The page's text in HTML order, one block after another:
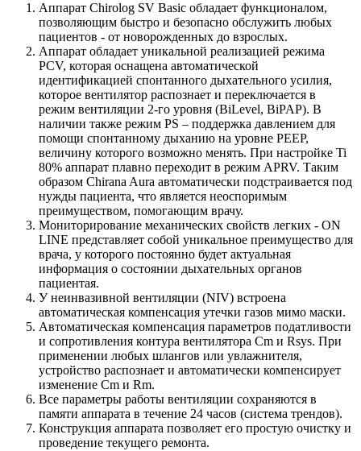
Аппарат Chirolog SV Basic обладает функционалом,
позволяющим быстро и безопасно обслужить любых
пациентов - от новорожденных до взрослых.
Аппарат обладает уникальной реализацией режима
PCV, которая оснащена автоматической
идентификацией спонтанного дыхательного усилия,
которое вентилятор распознает и переключается в
режим вентиляции 2-го уровня (BiLevel, BiPAP). В
наличии также режим PS – поддержка давлением для
помощи спонтанному дыханию на уровне PEEP,
величину которого возможно менять. При настройке Ti
80% аппарат плавно переходит в режим APRV. Таким
образом Chirana Aura автоматически подстраивается под
нужды пациента, что является неоспоримым
преимуществом, помогающим врачу.
Мониторирование механических свойств легких - ON
LINE представляет собой уникальное преимущество для
врача, у которого постоянно будет актуальная
информация о состоянии дыхательных органов
пациентая.
У неинвазивной вентиляции (NIV) встроена
автоматическая компенсация утечки газов мимо маски.
Автоматическая кoмпенсация параметров податливости
и сопротивления контура вентилятора Cm и Rsys. При
применении любых шлангов или увлажнителя,
устройство распознает и автоматически компенсирует
изменение Cm и Rm.
Все параметры работы вентиляции сохраняются в
памяти аппарата в течение 24 часов (система трендов).
Конструкция аппарата позволяет его простую очистку и
проведение текущего ремонта.